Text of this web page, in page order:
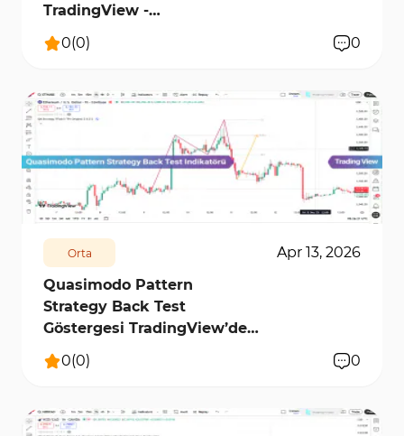
TradingView -
[TradingFinder] Ücretsiz
0(0) 0
0
Orta
Apr 13, 2026
Quasimodo Pattern
Strategy Back Test
Göstergesi TradingView’de -
[TradingFinder]
0(0) 0